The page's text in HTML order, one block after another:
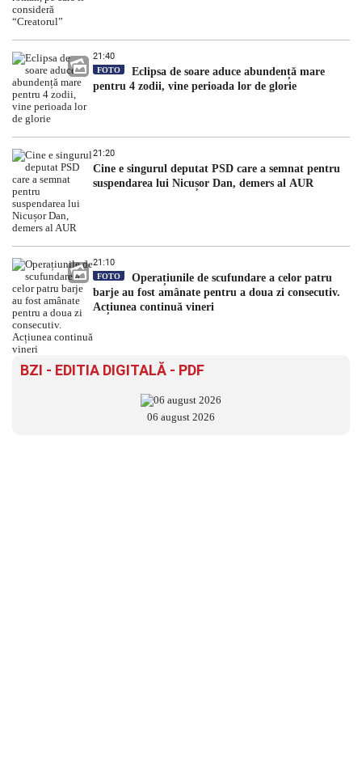
21:40
FOTO
Eclipsa de soare aduce abundență mare
pentru 4 zodii, vine perioada lor de glorie
21:20
Cine e singurul deputat PSD care a semnat pentru
suspendarea lui Nicușor Dan, demers al AUR
21:10
FOTO
Operațiunile de scufundare a celor patru
barje au fost amânate pentru a doua zi consecutiv.
Acțiunea continuă vineri
BZI - EDITIA DIGITALĂ - PDF
06 august 2026